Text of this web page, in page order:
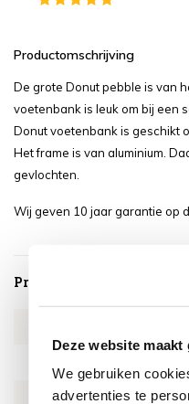
Deze website
We gebruiken
advertenties te
Productomschrijving
De grote Donut pebble is van
voetenbank is leuk om bij een
Donut voetenbank is geschikt
Het frame is van aluminium.
gevlochten.
Wij geven 10 jaar garantie op
Productspecificaties
EAN